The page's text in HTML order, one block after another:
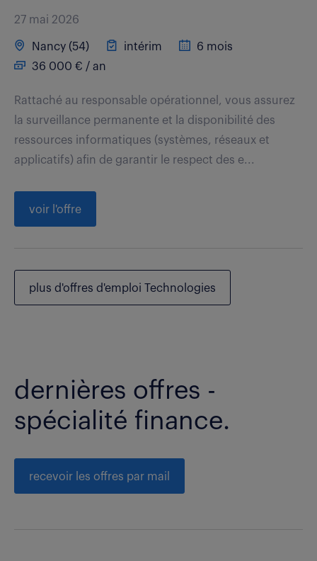
27 mai 2026
Nancy (54) intérim
6 mois
36 000 € / an
Rattaché au responsable opérationnel, vous assurez
la surveillance permanente et la disponibilité des
ressources informatiques (systèmes, réseaux et
applicatifs) afin de garantir le respect des e...
voir l'offre
plus d'offres d'emploi Technologies
dernières offres -
spécialité finance.
recevoir les offres par mail